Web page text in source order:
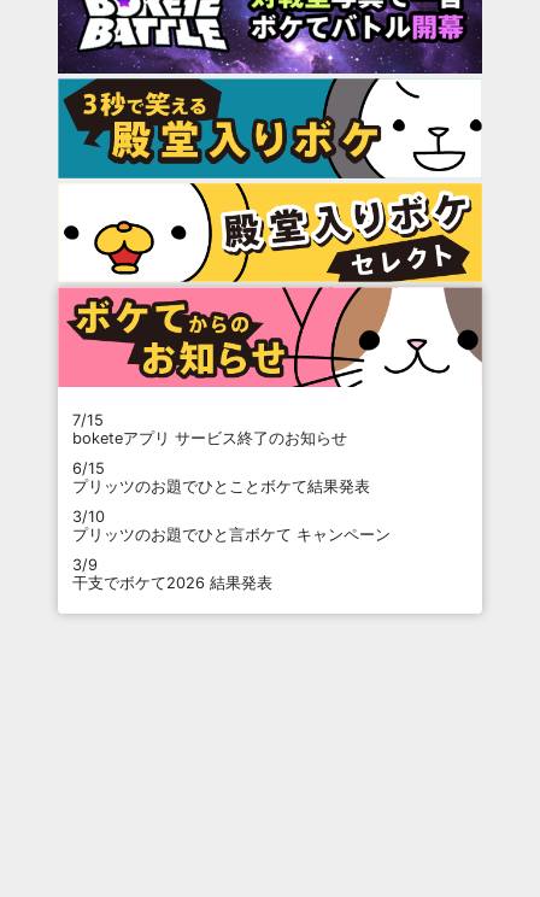
7/15
boketeアプリ サービス終了のお知らせ
6/15
プリッツのお題でひとことボケて結果発表
3/10
プリッツのお題でひと言ボケて キャンペーン
3/9
干支でボケて2026 結果発表